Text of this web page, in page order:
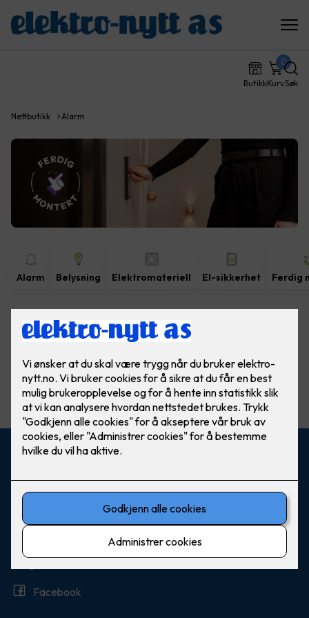
ButikkKurv
0
Søk
Nettbutikk Alarm
Alarm Belysning Elektromateriell El-sikkerhet Ferdig
Vis flerefiltre
Kontaktinformasjon
+47 23 08 52 00
post@elektro-nytt.no
Smalvollveien 58, 0667 Oslo
Følg oss
Facebook